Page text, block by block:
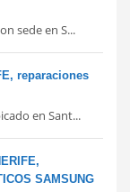
sede en S...
reparaciones
en Sant...
SAMSUNG